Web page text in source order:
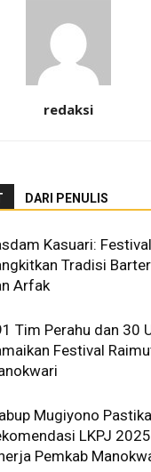
redaksi
DARI PENULIS
Kasuari:
Tradisi
Arfak
Tim Perahu dan 30
Festival
Mugiyono
LKPJ
Pemkab